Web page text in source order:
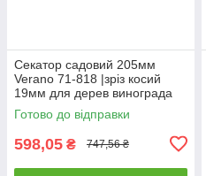
Секатор садовий 205мм
Verano 71-818 |зріз косий
19мм для дерев винограда
кущів гілок квітів
Готово до відправки
598,05 ₴ 747,56 ₴